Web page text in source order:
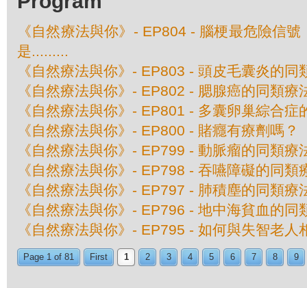
《自然療法與你》- EP804 - 腦梗最危險信
是.........
《自然療法與你》- EP803 - 頭皮毛囊炎的同
《自然療法與你》- EP802 - 腮腺癌的同類療
《自然療法與你》- EP801 - 多囊卵巢綜合症
《自然療法與你》- EP800 - 賭癮有療劑嗎？
《自然療法與你》- EP799 - 動脈瘤的同類療
《自然療法與你》- EP798 - 吞嚥障礙的同類
《自然療法與你》- EP797 - 肺積塵的同類療
《自然療法與你》- EP796 - 地中海貧血的同
《自然療法與你》- EP795 - 如何與失智老人
Page 1 of 81 First 1 2 3 4 5 6 7 8 9